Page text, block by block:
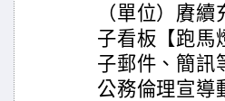
（單位）賡
子看板【跑馬
子郵件、簡訊
公務倫理宣導